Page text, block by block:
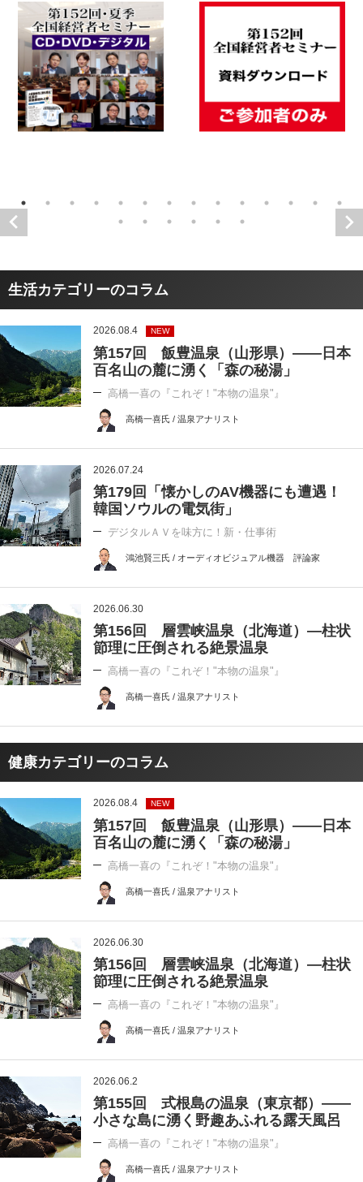
生活カテゴリーのコラム
2026.08.4 NEW
第157回 飯豊温泉（山形県）――日本
百名山の麓に湧く「森の秘湯」
高橋一喜の『これぞ！"本物の温泉"』
高橋一喜氏 / 温泉アナリスト
2026.07.24
第179回「懐かしのAV機器にも遭遇！
韓国ソウルの電気街」
デジタルＡＶを味方に！新・仕事術
鴻池賢三氏 / オーディオビジュアル機器 評論家
2026.06.30
第156回 層雲峡温泉（北海道）―柱状
節理に圧倒される絶景温泉
高橋一喜の『これぞ！"本物の温泉"』
高橋一喜氏 / 温泉アナリスト
健康カテゴリーのコラム
2026.08.4 NEW
第157回 飯豊温泉（山形県）――日本
百名山の麓に湧く「森の秘湯」
高橋一喜の『これぞ！"本物の温泉"』
高橋一喜氏 / 温泉アナリスト
2026.06.30
第156回 層雲峡温泉（北海道）―柱状
節理に圧倒される絶景温泉
高橋一喜の『これぞ！"本物の温泉"』
高橋一喜氏 / 温泉アナリスト
2026.06.2
第155回 式根島の温泉（東京都）――
小さな島に湧く野趣あふれる露天風呂
高橋一喜の『これぞ！"本物の温泉"』
高橋一喜氏 / 温泉アナリスト